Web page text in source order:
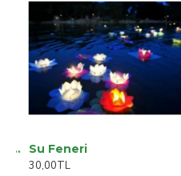
Su Feneri
30,00TL